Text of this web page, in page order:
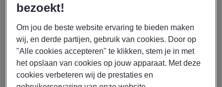
binnen de afdeling en denkt mee over optimalisatie. Jouw
Machinale hout- en plaatbewerking met o.a.
opdeelzaag, 5-assige CNC-nesting machine, 4-
zijdige schaaf en Hundegger SpeedCut
Bewerken van maatwerkproducten, variërend van
HSB-frames tot luxe interieurpanelen
bezoekt!
Om jou de beste website ervaring te bieden maken
wij, en derde partijen, gebruik van cookies. Door op
"Alle cookies accepteren" te klikken, stem je in met
het opslaan van cookies op jouw apparaat. Met deze
cookies verbeteren wij de prestaties en